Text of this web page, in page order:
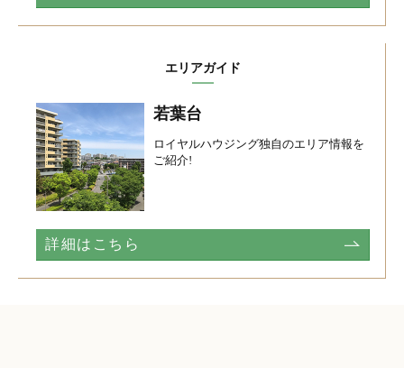
エリアガイド
若葉台
ロイヤルハウジング独自のエリア情報を
ご紹介!
詳細はこちら